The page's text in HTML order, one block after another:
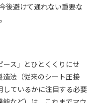
後避けて通れない重要な
ス」とひとくくりにせ
法（従来のシート圧接
ているかに注目する必要